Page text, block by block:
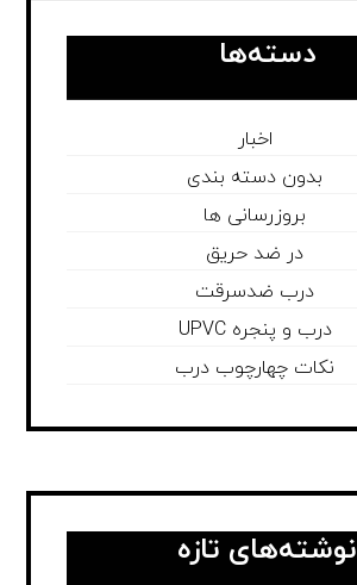
دسته‌ها
اخبار
بدون دسته بندی
بروزرسانی ها
در ضد حریق
درب ضدسرقت
درب و پنجره UPVC
نکات چهارچوب درب
نوشته‌های تازه